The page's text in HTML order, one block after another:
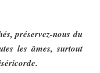
préservez-nous du
les âmes, surtout